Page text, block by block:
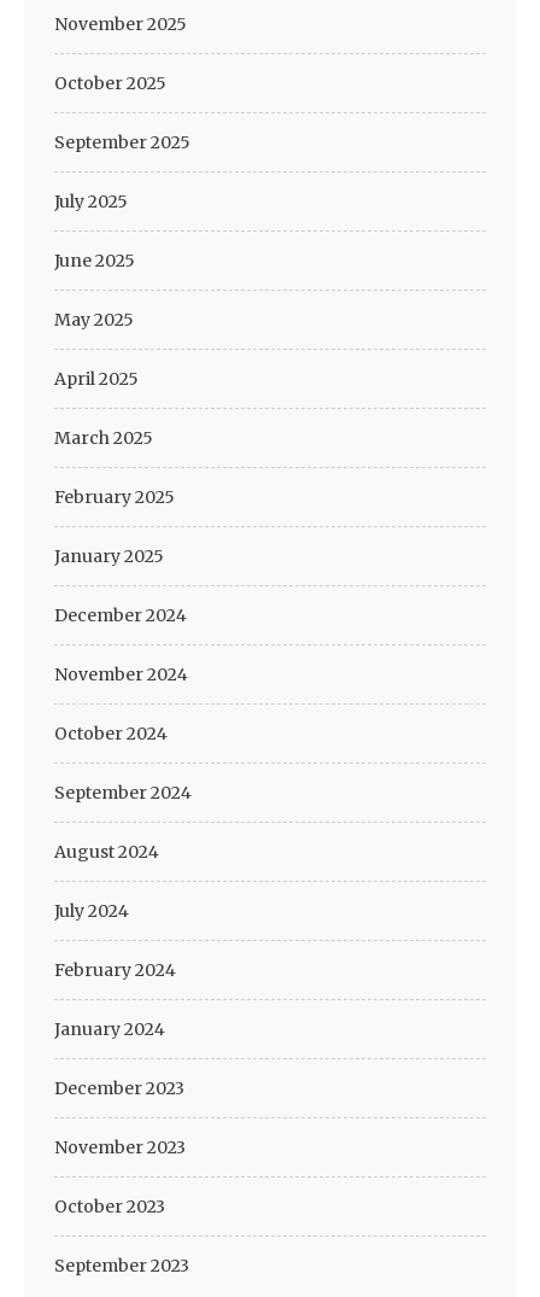
November 2025
October 2025
September 2025
July 2025
June 2025
May 2025
April 2025
March 2025
February 2025
January 2025
December 2024
November 2024
October 2024
September 2024
August 2024
July 2024
February 2024
January 2024
December 2023
November 2023
October 2023
September 2023